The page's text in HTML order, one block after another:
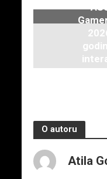
O autoru
Atila